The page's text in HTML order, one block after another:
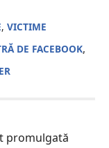
, VICTIME
DE FACEBOOK,
promulgată